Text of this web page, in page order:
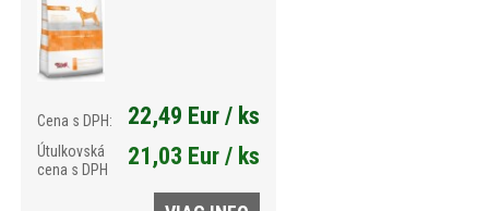
Cena s DPH: 22,49 Eur / ks
Útulkovská
cena s DPH
21,03 Eur / ks